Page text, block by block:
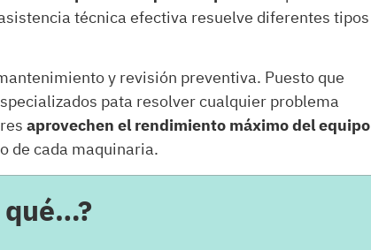
técnica efectiva resuelve diferentes tipos
y revisión preventiva. Puesto que
pata resolver cualquier problema
aprovechen el rendimiento máximo del equipo
de cada maquinaria.
qué…?